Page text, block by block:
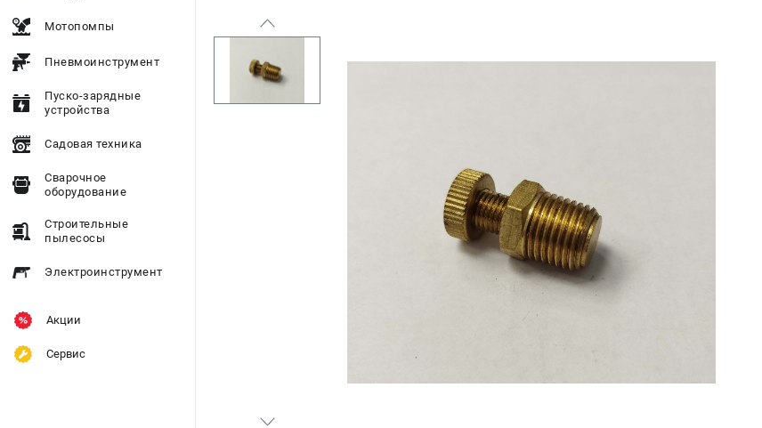
Мотопомпы
Пневмоинструмент
Пуско-зарядные
устройства
Садовая техника
Сварочное
оборудование
Строительные
пылесосы
Электроинструмент
Акции
Сервис